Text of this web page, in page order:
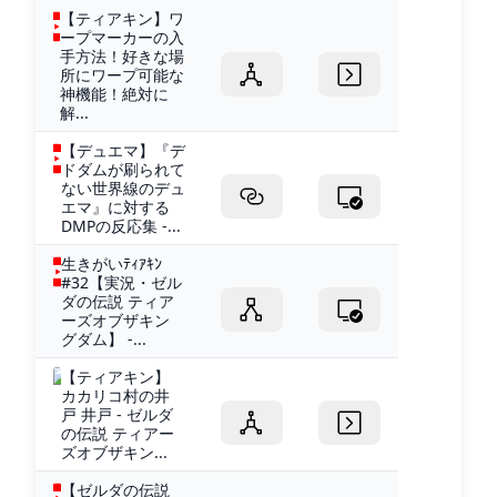
【ティアキン】ワ
ープマーカーの入
手方法！好きな場
所にワープ可能な
神機能！絶対に
解...
【デュエマ】『デ
ドダムが刷られて
ない世界線のデュ
エマ』に対する
DMPの反応集 -...
生きがいﾃｨｱｷﾝ
#32【実況・ゼル
ダの伝説 ティア
ーズオブザキン
グダム】 -...
【ティアキン】
カカリコ村の井
戸 井戸 - ゼルダ
の伝説 ティアー
ズオブザキン...
【ゼルダの伝説